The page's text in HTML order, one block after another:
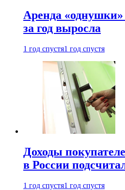
Аренда
за год выросла
1 год спустя1 год спустя
Доходы
в России
1 год спустя1 год спустя